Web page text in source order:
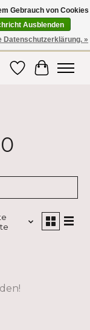
Büro, Papier,
bequem nach
Wunschzettel
Ihr
Gebrauch von Cookies
Ausblenden
Datenschutzerklärung. »